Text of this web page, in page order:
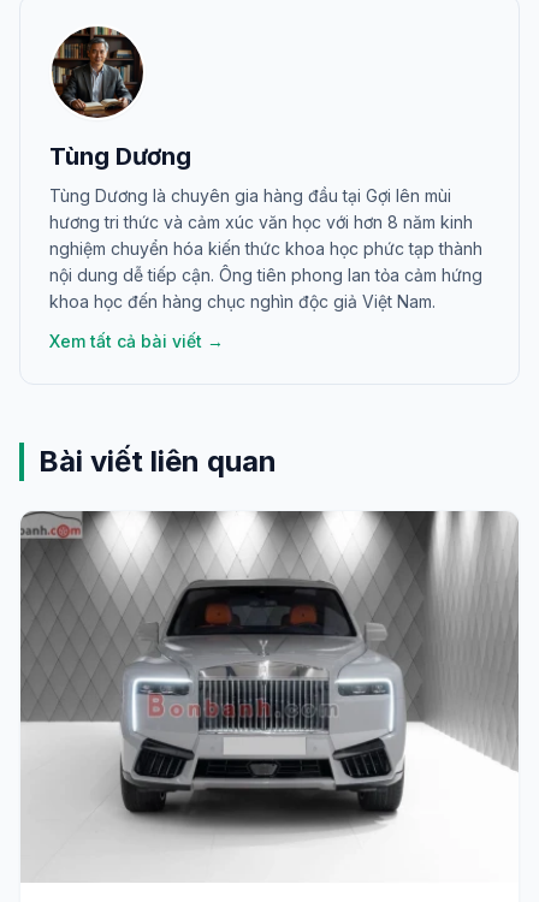
Tùng Dương
Tùng Dương là chuyên gia hàng đầu tại Gợi lên mùi
hương tri thức và cảm xúc văn học với hơn 8 năm kinh
nghiệm chuyển hóa kiến thức khoa học phức tạp thành
nội dung dễ tiếp cận. Ông tiên phong lan tỏa cảm hứng
khoa học đến hàng chục nghìn độc giả Việt Nam.
Xem tất cả bài viết →
Bài viết liên quan